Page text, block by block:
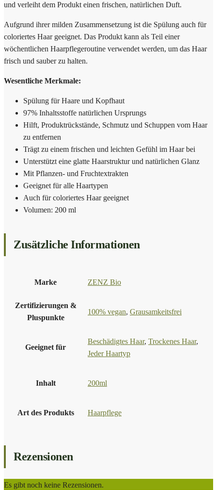
und verleiht dem Produkt einen frischen, natürlichen Duft.
Aufgrund ihrer milden Zusammensetzung ist die Spülung auch für
coloriertes Haar geeignet. Das Produkt kann als Teil einer
wöchentlichen Haarpflegeroutine verwendet werden, um das Haar
frisch und sauber zu halten.
Wesentliche Merkmale:
Spülung für Haare und Kopfhaut
97% Inhaltsstoffe natürlichen Ursprungs
Hilft, Produktrückstände, Schmutz und Schuppen vom Haar
zu entfernen
Trägt zu einem frischen und leichten Gefühl im Haar bei
Unterstützt eine glatte Haarstruktur und natürlichen Glanz
Mit Pflanzen- und Fruchtextrakten
Geeignet für alle Haartypen
Auch für coloriertes Haar geeignet
Volumen: 200 ml
Zusätzliche Informationen
Marke ZENZ Bio
Zertifizierungen &
Pluspunkte
100% vegan, Grausamkeitsfrei
Geeignet für
Beschädigtes Haar, Trockenes Haar,
Jeder Haartyp
Inhalt 200ml
Art des Produkts Haarpflege
Rezensionen
Es gibt noch keine Rezensionen.